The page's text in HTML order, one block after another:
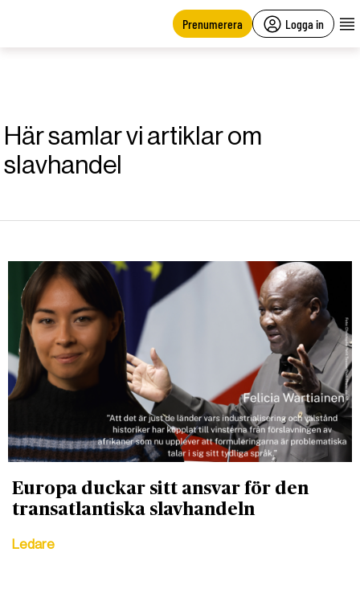
Prenumerera Logga in
Här samlar vi artiklar om
slavhandel
Europa duckar sitt ansvar för den
transatlantiska slavhandeln
Ledare